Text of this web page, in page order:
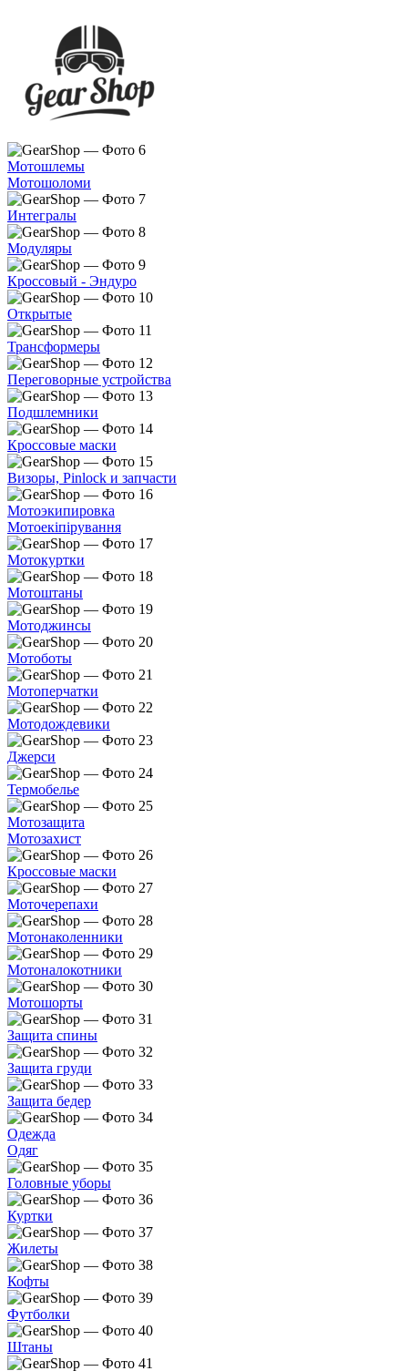
Мотошлемы
Мотошоломи
Интегралы
Модуляры
Кроссовый - Эндуро
Открытые
Трансформеры
Переговорные устройства
Подшлемники
Кроссовые маски
Визоры, Pinlock и запчасти
Мотоэкипировка
Мотоекіпірування
Мотокуртки
Мотоштаны
Мотоджинсы
Мотоботы
Мотоперчатки
Мотодождевики
Джерси
Термобелье
Мотозащита
Мотозахист
Кроссовые маски
Моточерепахи
Мотонаколенники
Мотоналокотники
Мотошорты
Защита спины
Защита груди
Защита бедер
Одежда
Одяг
Головные уборы
Куртки
Жилеты
Кофты
Футболки
Штаны